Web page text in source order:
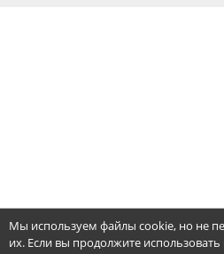
Мы используем файлы cookie, но не
их. Если вы продолжите